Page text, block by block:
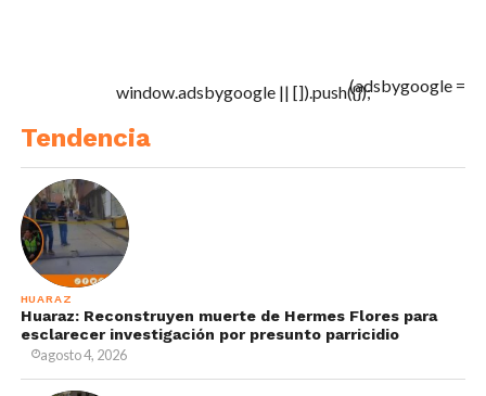
(adsbygoogle =
window.adsbygoogle || []).push({});
Tendencia
HUARAZ
Huaraz: Reconstruyen muerte de Hermes Flores para
esclarecer investigación por presunto parricidio
agosto 4, 2026